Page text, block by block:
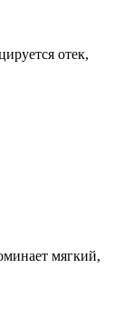
отек,
мягкий,